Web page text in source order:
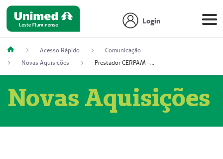
Login
Acesso Rápido
Comunicação
Novas Aquisições
Prestador CERPAM – Centro de Reabilitação S/S Ltda-ME (52004274-8)
Novas Aquisições